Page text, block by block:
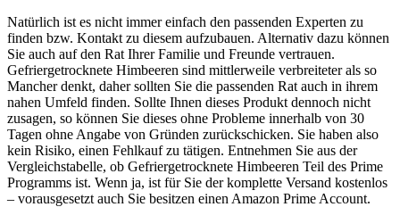
Natürlich ist es nicht immer einfach den passenden Experten zu
finden bzw. Kontakt zu diesem aufzubauen. Alternativ dazu können
Sie auch auf den Rat Ihrer Familie und Freunde vertrauen.
Gefriergetrocknete Himbeeren sind mittlerweile verbreiteter als so
Mancher denkt, daher sollten Sie die passenden Rat auch in ihrem
nahen Umfeld finden. Sollte Ihnen dieses Produkt dennoch nicht
zusagen, so können Sie dieses ohne Probleme innerhalb von 30
Tagen ohne Angabe von Gründen zurückschicken. Sie haben also
kein Risiko, einen Fehlkauf zu tätigen. Entnehmen Sie aus der
Vergleichstabelle, ob Gefriergetrocknete Himbeeren Teil des Prime
Programms ist. Wenn ja, ist für Sie der komplette Versand kostenlos
– vorausgesetzt auch Sie besitzen einen Amazon Prime Account.